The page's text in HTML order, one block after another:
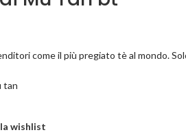
come il più pregiato tè al mondo.
tan
wishlist